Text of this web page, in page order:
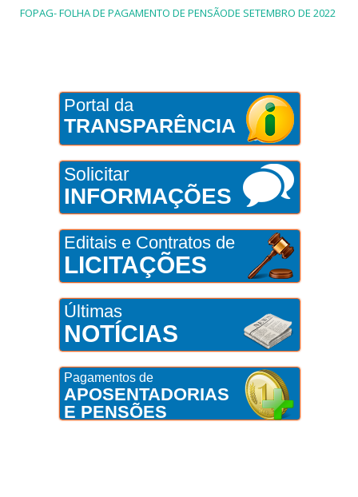
FOPAG- FOLHA DE PAGAMENTO DE PENSÃODE SETEMBRO DE 2022
Portal da
TRANSPARÊNCIA
Solicitar
INFORMAÇÕES
Editais e Contratos de
LICITAÇÕES
Últimas
NOTÍCIAS
Pagamentos de
APOSENTADORIAS
E PENSÕES